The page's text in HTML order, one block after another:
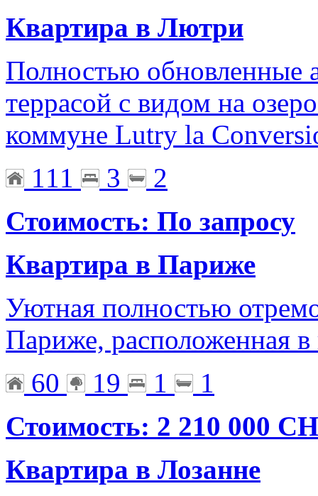
Квартира в Лютри
Полностью обновленные
террасой с видом на
коммуне Lutry la
111
3
2
Стоимость: По запросу
Квартира в Париже
Уютная полностью
Париже, расположенная
60
19 1
1
Стоимость: 2 210 000
Квартира в Лозанне